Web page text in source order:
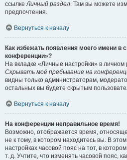
ссылкеЛичный раздел. Там вы можете
предпочтения.
Вернуться к началу
Как избежать появления моего имени в
конференции»?
На вкладке «Личные настройки» в
Скрывать моё пребывание на
видны только администраторам,
остальных вы будете скрытым
Вернуться к началу
На конференции неправильное время!
Возможно, отображается время,
не к тому, в котором находитесь вы. В
настройках часовой пояс на тот, в
т. д. Учтите, что изменять часовой пояс,